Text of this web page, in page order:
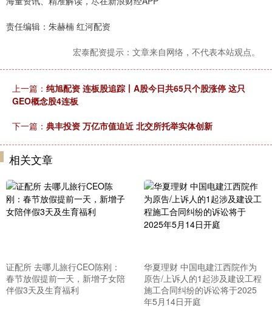
责任编辑：朱赫楠 红河配资
宏泰配资提示：文章来自网络，不代表本站观点。
上一篇： 纯旭配资 连板股追踪丨A股今日共65只个股涨停 这只
GEO概念股4连板
下一篇： 典丰投资 万亿市值迫近 北交所托举实体创新
相关文章
证配所 去哪儿旅行CEO陈刚：
春节放假提前一天，新增子女陪
伴假3天及生育福利
华夏理财 中国电建江西院作为
原告/上诉人的1起涉及建设工程
施工合同纠纷的诉讼将于2025
年5月14日开庭